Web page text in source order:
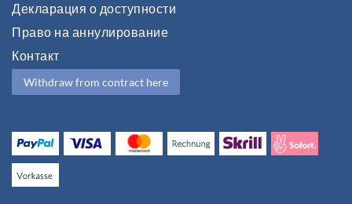
Декларация о доступности
Право на аннулирование
Контакт
Withdraw from contract here